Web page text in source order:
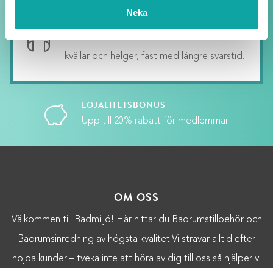
Neka
kvällar och helger, fast med längre svarstid.
LOJALITETSBONUS
Upp till 20% rabatt för medlemmar
OM OSS
Välkommen till Badmiljö! Här hittar du Badrumstillbehör och
Badrumsinredning av högsta kvalitet.Vi strävar alltid efter
nöjda kunder – tveka inte att höra av dig till oss så hjälper vi